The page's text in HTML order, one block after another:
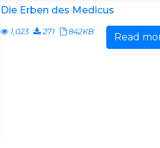
Die Erben des Medicus
1,023 271 842KB Read